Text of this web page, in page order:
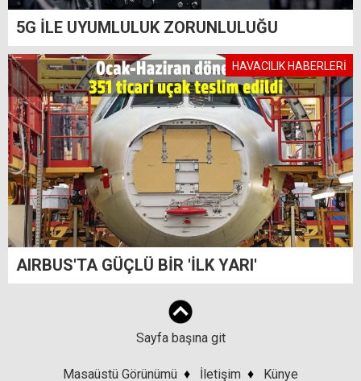
5G İLE UYUMLULUK ZORUNLULUĞU
HAVACILIK HABERLERİ
AIRBUS'TA GÜÇLÜ BİR 'İLK YARI'
Sayfa başına git
Masaüstü Görünümü ♦ İletişim ♦ Künye